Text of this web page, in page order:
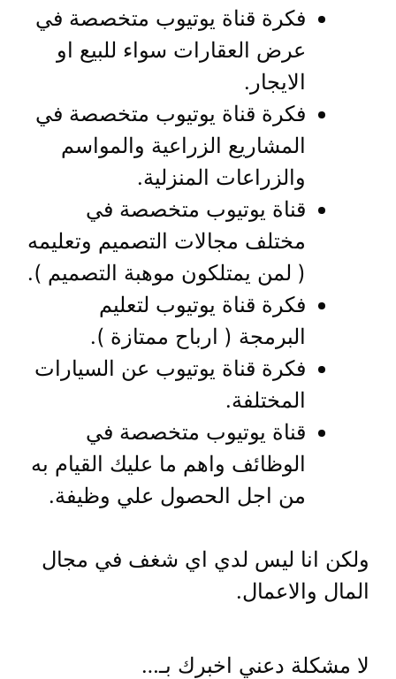
فكرة قناة يوتيوب متخصصة في
عرض العقارات سواء للبيع او
الايجار.
فكرة قناة يوتيوب متخصصة في
المشاريع الزراعية والمواسم
والزراعات المنزلية.
قناة يوتيوب متخصصة في
مختلف مجالات التصميم وتعليمه
( لمن يمتلكون موهبة التصميم ).
فكرة قناة يوتيوب لتعليم
البرمجة ( ارباح ممتازة ).
فكرة قناة يوتيوب عن السيارات
المختلفة.
قناة يوتيوب متخصصة في
الوظائف واهم ما عليك القيام به
من اجل الحصول علي وظيفة.
ولكن انا ليس لدي اي شغف في مجال
المال والاعمال.
لا مشكلة دعني اخبرك بـ…